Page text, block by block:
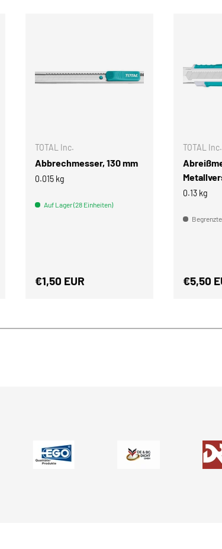
TOTAL Inc.
Abbrechmesser, 130 mm
0.015 kg
Auf Lager (28 Einheiten)
Normaler Preis
€1,50 EUR
TOTAL Inc.
0.13 kg
€5,50